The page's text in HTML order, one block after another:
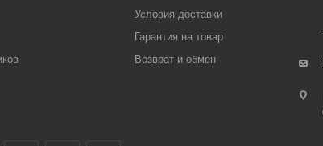
Условия доставки
Гарантия на товар
Возврат и обмен